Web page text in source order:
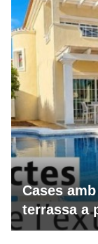
Cases
terrassa a